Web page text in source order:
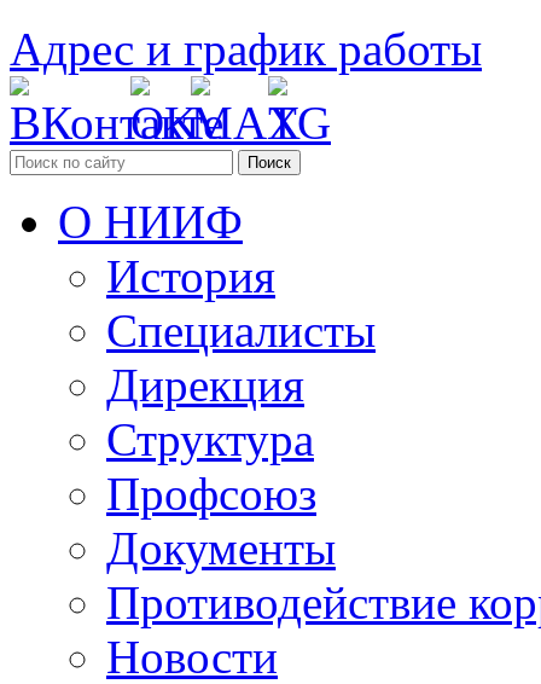
Адрес и график работы
Поиск
О НИИФ
История
Специалисты
Дирекция
Структура
Профсоюз
Документы
Противодействие
Новости